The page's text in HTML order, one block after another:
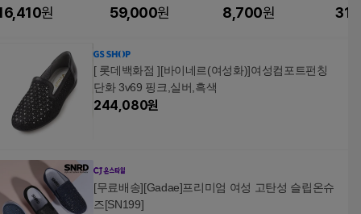
원
메쉬 펀칭 스니커즈
59,000원 8,700원
[ 롯데백화점 ][바이네르(여성화)]여성컴포트펀칭
단화 3v69 핑크,실버,흑색
244,080원
[무료배송][Gadae]프리미엄 여성 고탄성 슬립온슈
즈[SN199]